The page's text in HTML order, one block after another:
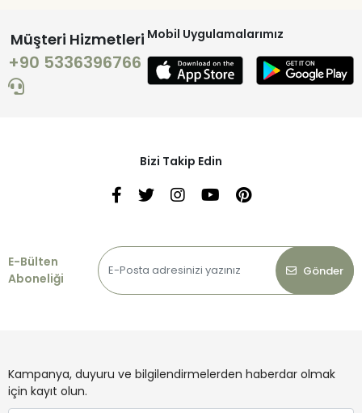
Müşteri Hizmetleri
+90 5336396766
Mobil Uygulamalarımız
Bizi Takip Edin
E-Bülten
Aboneliği
Gönder
Kampanya, duyuru ve bilgilendirmelerden haberdar olmak
için kayıt olun.